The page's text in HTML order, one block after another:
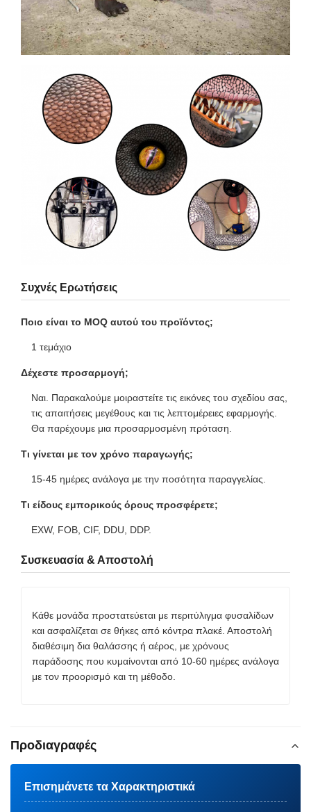
Συχνές Ερωτήσεις
Ποιο είναι το MOQ αυτού του προϊόντος;
1 τεμάχιο
Δέχεστε προσαρμογή;
Ναι. Παρακαλούμε μοιραστείτε τις εικόνες του σχεδίου σας,
τις απαιτήσεις μεγέθους και τις λεπτομέρειες εφαρμογής.
Θα παρέχουμε μια προσαρμοσμένη πρόταση.
Τι γίνεται με τον χρόνο παραγωγής;
15-45 ημέρες ανάλογα με την ποσότητα παραγγελίας.
Τι είδους εμπορικούς όρους προσφέρετε;
EXW, FOB, CIF, DDU, DDP.
Συσκευασία & Αποστολή
Κάθε μονάδα προστατεύεται με περιτύλιγμα φυσαλίδων
και ασφαλίζεται σε θήκες από κόντρα πλακέ. Αποστολή
διαθέσιμη δια θαλάσσης ή αέρος, με χρόνους
παράδοσης που κυμαίνονται από 10-60 ημέρες ανάλογα
με τον προορισμό και τη μέθοδο.
Προδιαγραφές
Επισημάνετε τα Χαρακτηριστικά